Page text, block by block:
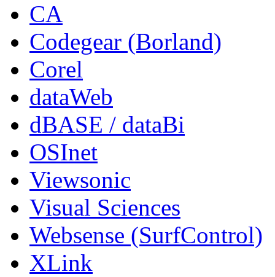
CA
Codegear (Borland)
Corel
dataWeb
dBASE / dataBi
OSInet
Viewsonic
Visual Sciences
Websense (SurfControl)
XLink